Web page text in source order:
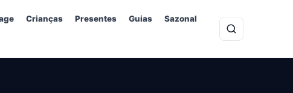
Crianças Presentes Guias Sazonal